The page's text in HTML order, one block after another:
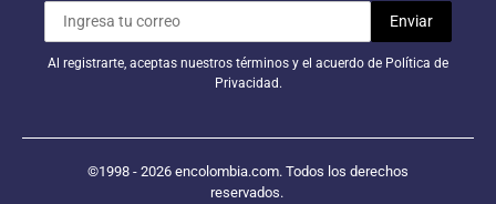
Al registrarte, aceptas nuestros términos y el acuerdo de Política de
Privacidad.
©1998 - 2026 encolombia.com. Todos los derechos
reservados.